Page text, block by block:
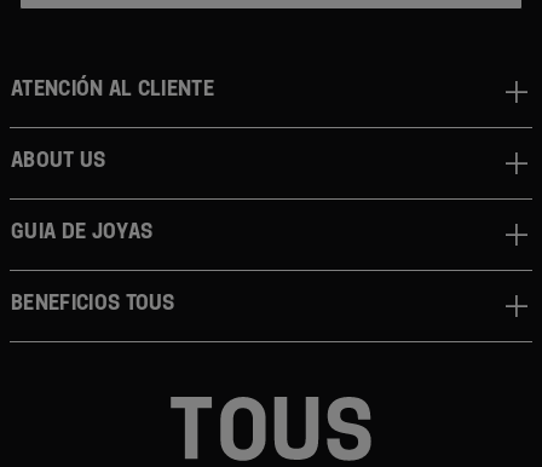
Atención al cliente
About us
Guia de joyas
Beneficios TOUS